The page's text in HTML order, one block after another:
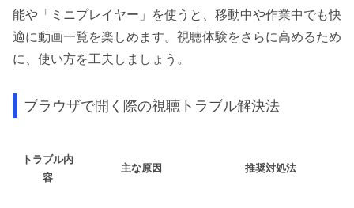
能や「ミニプレイヤー」を使うと、移動中や作業中でも快
適に動画一覧を楽しめます。視聴体験をさらに高めるため
に、使い方を工夫しましょう。
ブラウザで開く際の視聴トラブル解決法
トラブル内
容
主な原因 推奨対処法